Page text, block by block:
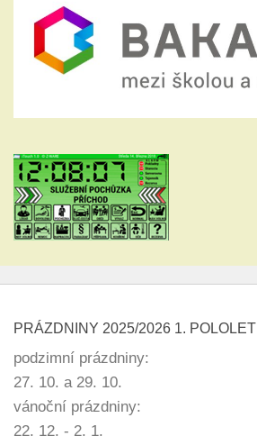
PRÁZDNINY 2025/2026 1. POLOLETÍ
podzimní prázdniny:
27. 10. a 29. 10.
vánoční prázdniny:
22. 12. - 2. 1.